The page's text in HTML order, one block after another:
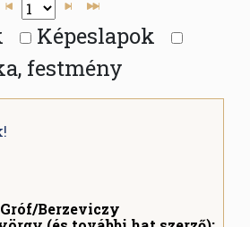
Képeslapok
festmény
Berzeviczy